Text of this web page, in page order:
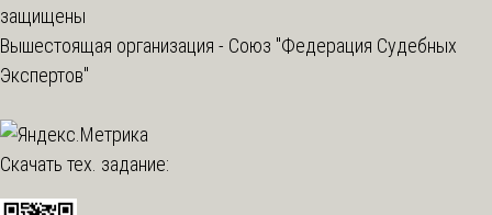
защищены
Вышестоящая организация - Союз "Федерация Судебных
Экспертов"
Скачать тех. задание: